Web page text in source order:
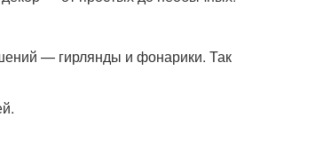
— гирлянды и фонарики. Так